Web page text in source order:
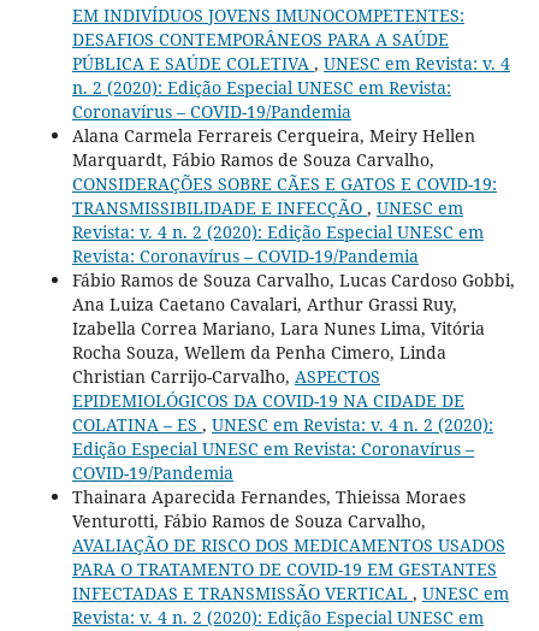
EM INDIVÍDUOS JOVENS IMUNOCOMPETENTES:
DESAFIOS CONTEMPORÂNEOS PARA A SAÚDE
PÚBLICA E SAÚDE COLETIVA , UNESC em Revista: v. 4
n. 2 (2020): Edição Especial UNESC em Revista:
Coronavírus – COVID-19/Pandemia
Alana Carmela Ferrareis Cerqueira, Meiry Hellen
Marquardt, Fábio Ramos de Souza Carvalho,
CONSIDERAÇÕES SOBRE CÃES E GATOS E COVID-19:
TRANSMISSIBILIDADE E INFECÇÃO , UNESC em
Revista: v. 4 n. 2 (2020): Edição Especial UNESC em
Revista: Coronavírus – COVID-19/Pandemia
Fábio Ramos de Souza Carvalho, Lucas Cardoso Gobbi,
Ana Luiza Caetano Cavalari, Arthur Grassi Ruy,
Izabella Correa Mariano, Lara Nunes Lima, Vitória
Rocha Souza, Wellem da Penha Cimero, Linda
Christian Carrijo-Carvalho, ASPECTOS
EPIDEMIOLÓGICOS DA COVID-19 NA CIDADE DE
COLATINA – ES , UNESC em Revista: v. 4 n. 2 (2020):
Edição Especial UNESC em Revista: Coronavírus –
COVID-19/Pandemia
Thainara Aparecida Fernandes, Thieissa Moraes
Venturotti, Fábio Ramos de Souza Carvalho,
AVALIAÇÃO DE RISCO DOS MEDICAMENTOS USADOS
PARA O TRATAMENTO DE COVID-19 EM GESTANTES
INFECTADAS E TRANSMISSÃO VERTICAL , UNESC em
Revista: v. 4 n. 2 (2020): Edição Especial UNESC em